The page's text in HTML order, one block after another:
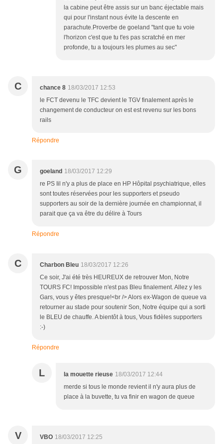
la cabine peut être assis sur un banc éjectable mais
qui pour l'instant nous évite la descente en
parachute.Proverbe de goeland "tant que tu voie
l'horizon c'est que tu t'es pas scratché en mer
profonde, tu a toujours les plumes au sec"
C chance 8 18/03/2017 12:53
le FCT devenu le TFC devient le TGV finalement après le
changement de conducteur on est est revenu sur les bons
rails
Répondre
G goeland 18/03/2017 12:29
re PS Iil n'y a plus de place en HP Hôpital psychiatrique, elles
sont toutes réservées pour les supporters et pseudo
supporters au soir de la dernière journée en championnat, il
parait que ça va être du délire à Tours
Répondre
C Charbon Bleu 18/03/2017 12:26
Ce soir, J'ai été très HEUREUX de retrouver Mon, Notre
TOURS FC! Impossible n'est pas Bleu finalement. Allez y les
Gars, vous y êtes presque!<br /> Alors ex-Wagon de queue va
retourner au stade pour soutenir Son, Notre équipe qui a sorti
le BLEU de chauffe. A bientôt à tous, Vous fidèles supporters
:-)
Répondre
L la mouette rieuse 18/03/2017 12:44
merde si tous le monde revient il n'y aura plus de
place à la buvette, tu va finir en wagon de queue
V VBO 18/03/2017 12:25